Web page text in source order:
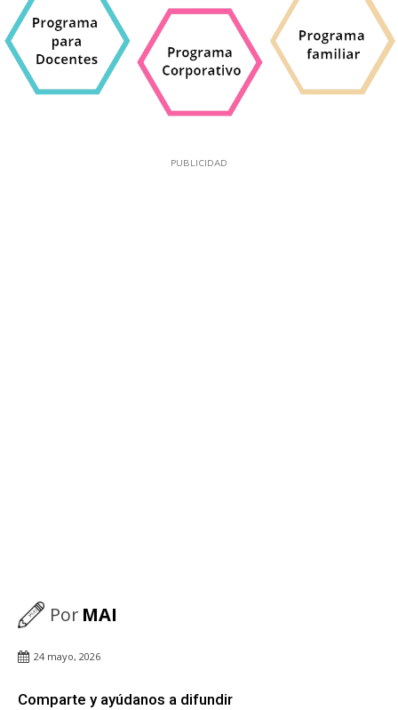
PUBLICIDAD
PorMAI
24 mayo, 2026
Comparte y ayúdanos a difundir